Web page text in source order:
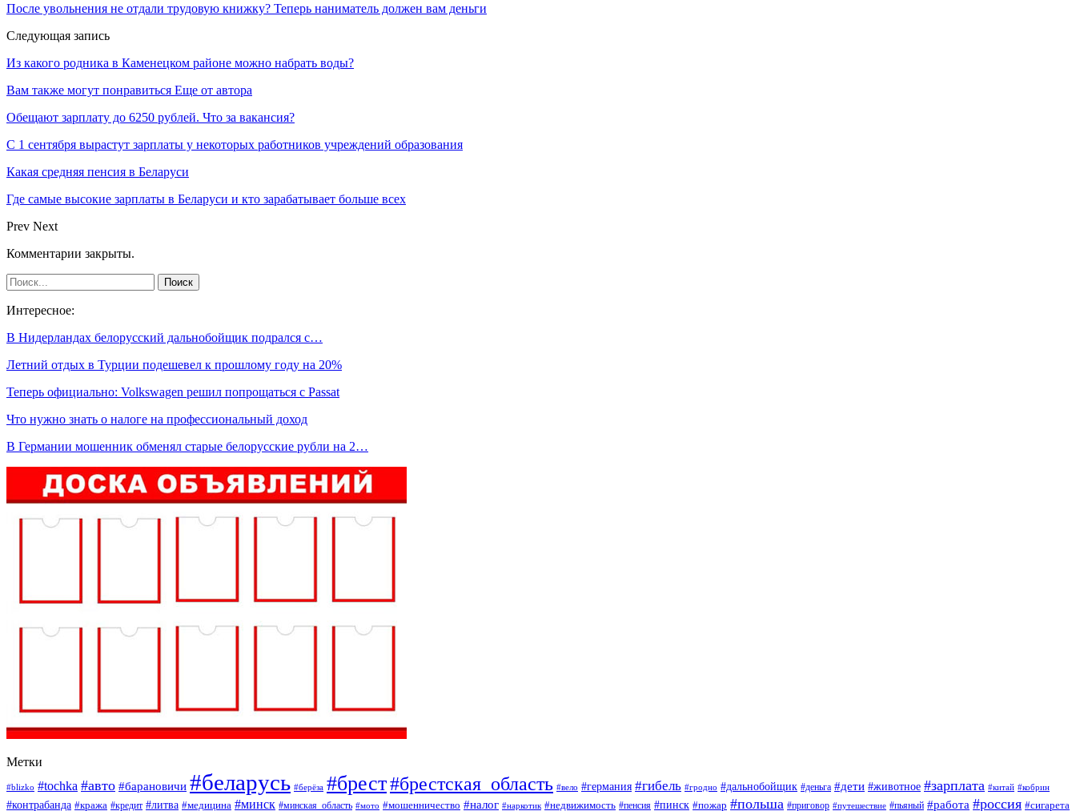
После увольнения не отдали трудовую книжку? Теперь наниматель должен вам деньги
Следующая запись
Из какого родника в Каменецком районе можно набрать воды?
Вам также могут понравиться Еще от автора
Обещают зарплату до 6250 рублей. Что за вакансия?
С 1 сентября вырастут зарплаты у некоторых работников учреждений образования
Какая средняя пенсия в Беларуси
Где самые высокие зарплаты в Беларуси и кто зарабатывает больше всех
Prev Next
Комментарии закрыты.
Интересное:
В Нидерландах белорусский дальнобойщик подрался с…
Летний отдых в Турции подешевел к прошлому году на 20%
Теперь официально: Volkswagen решил попрощаться с Passat
Что нужно знать о налоге на профессиональный доход
В Германии мошенник обменял старые белорусские рубли на 2…
Метки
#blizko #tochka #авто #барановичи #беларусь #берёза #брест#брестская_область #вело #германия #гибель #гродно #дальнобойщик #деньга #дети #животное #зарплата #китай #кобрин
#контрабанда #кража #кредит #литва #медицина #минск #минская_область #мото #мошенничество #налог #наркотик #недвижимость #пенсия #пинск #пожар #польша #приговор #путешествие #пьяный #работа #россия #сигарета